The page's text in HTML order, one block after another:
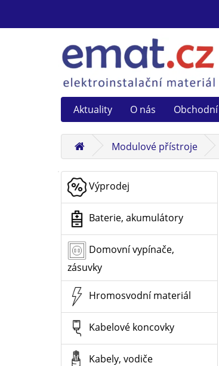
Aktuality O nás
Modulové přístroje
Výprodej
Baterie, akumulátory
Domovní vypínače,
zásuvky
Hromosvodní materiál
Kabelové koncovky
Kabely, vodiče